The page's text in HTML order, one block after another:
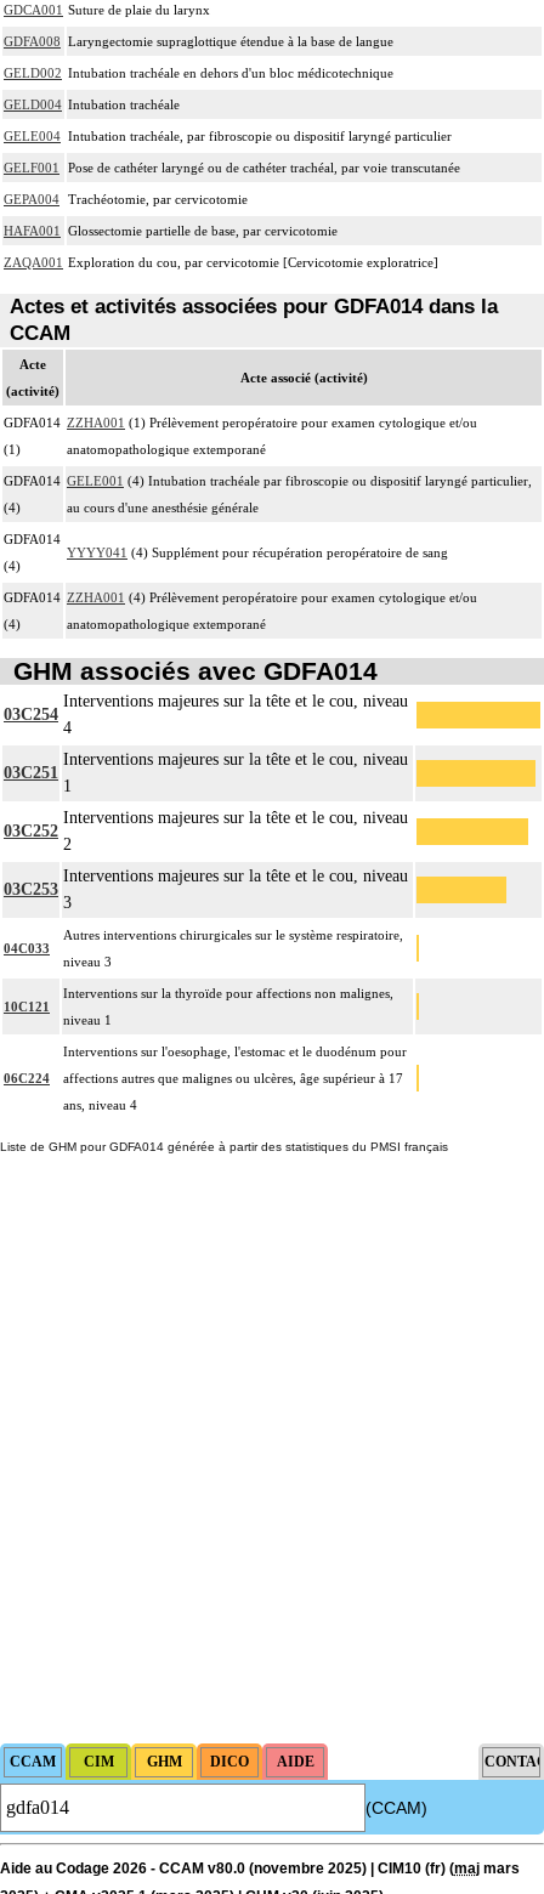
GDCA001 Suture de plaie du larynx
GDFA008 Laryngectomie supraglottique étendue à la base de langue
GELD002 Intubation trachéale en dehors d'un bloc médicotechnique
GELD004 Intubation trachéale
GELE004 Intubation trachéale, par fibroscopie ou dispositif laryngé particulier
GELF001 Pose de cathéter laryngé ou de cathéter trachéal, par voie transcutanée
GEPA004 Trachéotomie, par cervicotomie
HAFA001 Glossectomie partielle de base, par cervicotomie
ZAQA001 Exploration du cou, par cervicotomie [Cervicotomie exploratrice]
Actes et activités associées pour GDFA014 dans la
CCAM
Acte
(activité)
Acte associé (activité)
GDFA014
(1)
ZZHA001 (1) Prélèvement peropératoire pour examen cytologique et/ou
anatomopathologique extemporané
GDFA014
(4)
GELE001 (4) Intubation trachéale par fibroscopie ou dispositif laryngé particulier,
au cours d'une anesthésie générale
GDFA014
(4)
YYYY041 (4) Supplément pour récupération peropératoire de sang
GDFA014
(4)
ZZHA001 (4) Prélèvement peropératoire pour examen cytologique et/ou
anatomopathologique extemporané
GHM associés avec GDFA014
03C254
Interventions majeures sur la tête et le cou, niveau
4
03C251
Interventions majeures sur la tête et le cou, niveau
1
03C252
Interventions majeures sur la tête et le cou, niveau
2
03C253
Interventions majeures sur la tête et le cou, niveau
3
04C033
Autres interventions chirurgicales sur le système respiratoire,
niveau 3
10C121
Interventions sur la thyroïde pour affections non malignes,
niveau 1
06C224
Interventions sur l'oesophage, l'estomac et le duodénum pour
affections autres que malignes ou ulcères, âge supérieur à 17
ans, niveau 4
Liste de GHM pour GDFA014 générée à partir des statistiques du PMSI français
(CCAM)
Aide au Codage 2026 - CCAM v80.0 (novembre 2025) | CIM10 (fr) (maj mars